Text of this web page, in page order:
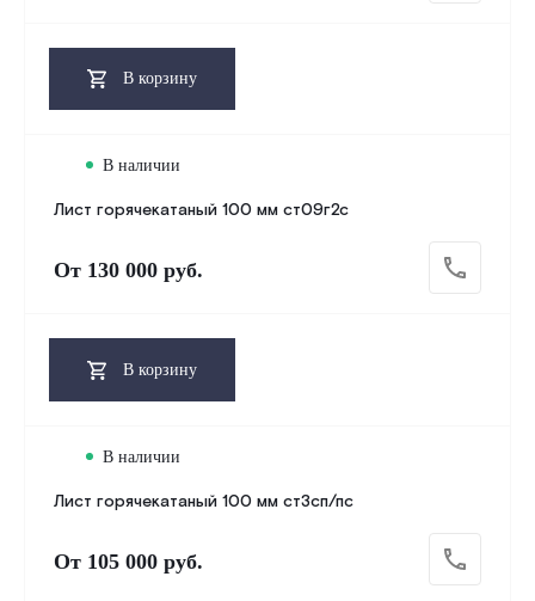
В корзину
Лист горячекатаный 100 мм ст09г2с
В наличии
От 130 000 руб.
В корзину
Лист горячекатаный 100 мм ст3сп/пс
В наличии
От 105 000 руб.